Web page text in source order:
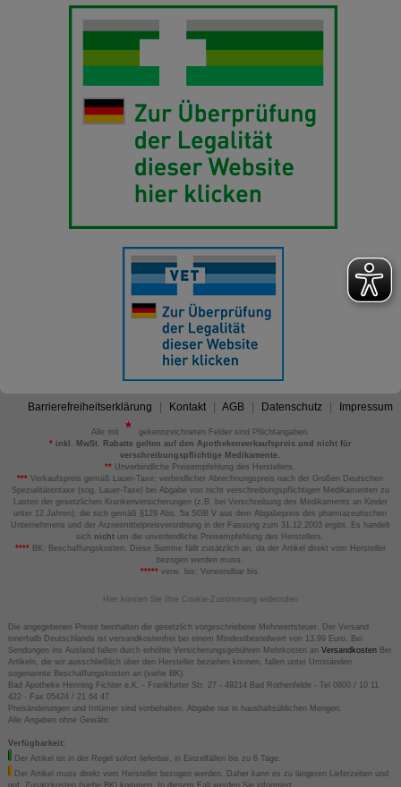
Barrierefreiheitserklärung Kontakt AGB Datenschutz Impressum
Alle mit
gekennzeichneten Felder sind Pflichtangaben.
*inkl. MwSt. Rabatte gelten auf den Apothekenverkaufspreis und nicht für
verschreibungspflichtige Medikamente.
** Unverbindliche Preisempfehlung des Herstellers.
*** Verkaufspreis gemäß Lauer-Taxe; verbindlicher Abrechnungspreis nach der Großen Deutschen
Spezialitätentaxe (sog. Lauer-Taxe) bei Abgabe von nicht verschreibungspflichtigen Medikamenten zu
Lasten der gesetzlichen Krankenversicherungen (z.B. bei Verschreibung des Medikaments an Kinder
unter 12 Jahren), die sich gemäß §129 Abs. 5a SGB V aus dem Abgabepreis des pharmazeutischen
Unternehmens und der Arzneimittelpreisverordnung in der Fassung zum 31.12.2003 ergibt. Es handelt
sich nicht um die unverbindliche Preisempfehlung des Herstellers.
****BK: Beschaffungskosten. Diese Summe fällt zusätzlich an, da der Artikel direkt vom Hersteller
bezogen werden muss.
*****verw. bis: Verwendbar bis.
Hier können Sie Ihre Cookie-Zustimmung widerrufen
Die angegebenen Preise beinhalten die gesetzlich vorgeschriebene Mehrwertsteuer. Der Versand
innerhalb Deutschlands ist versandkostenfrei bei einem Mindestbestellwert von 13,99 Euro. Bei
Sendungen ins Ausland fallen durch erhöhte Versicherungsgebühren Mehrkosten an VersandkostenBei
Artikeln, die wir ausschließlich über den Hersteller beziehen können, fallen unter Umständen
sogenannte Beschaffungskosten an (siehe BK).
Bad Apotheke Henning Fichter e.K. - Frankfurter Str. 27 - 49214 Bad Rothenfelde - Tel 0800 / 10 11
422 - Fax 05424 / 21 64 47
Preisänderungen und Irrtümer sind vorbehalten. Abgabe nur in haushaltsüblichen Mengen.
Alle Angaben ohne Gewähr.
Verfügbarkeit:
Der Artikel ist in der Regel sofort lieferbar, in Einzelfällen bis zu 6 Tage.
Der Artikel muss direkt vom Hersteller bezogen werden. Daher kann es zu längeren Lieferzeiten und